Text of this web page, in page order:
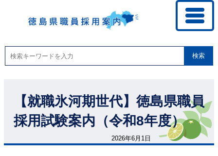
検索
【就職氷河期世代】徳島県職員
採用試験案内（令和8年度）
2026年6月1日